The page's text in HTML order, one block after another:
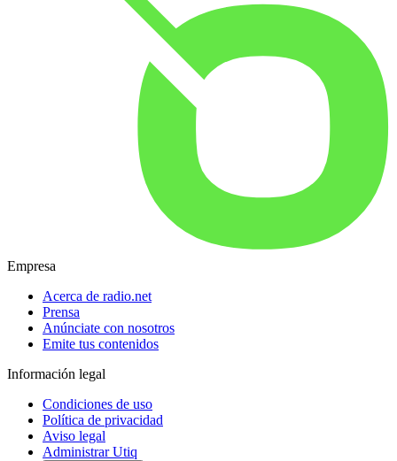
Empresa
Acerca de radio.net
Prensa
Anúnciate con nosotros
Emite tus contenidos
Información legal
Condiciones de uso
Política de privacidad
Aviso legal
Administrar Utiq